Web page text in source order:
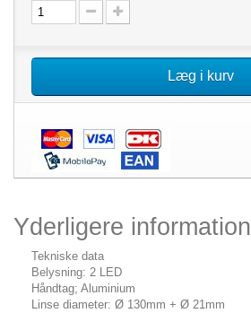
Læg i kurv
Yderligere information
Tekniske data
Belysning: 2 LED
Håndtag; Aluminium
Linse diameter: Ø 130mm + Ø 21mm